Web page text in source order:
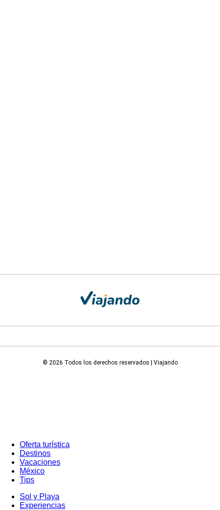
© 2026 Todos los derechos reservados | Viajando
Oferta turística
Destinos
Vacaciones
México
Tips
Sol y Playa
Experiencias